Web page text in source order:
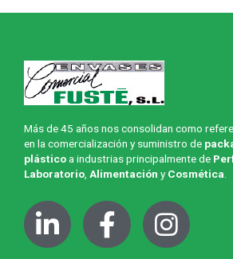
Más de 45 años nos consolidan como
en la comercialización y suministro de
plásticoa industrias principalmente de
Laboratorio Alimentación yCosmética